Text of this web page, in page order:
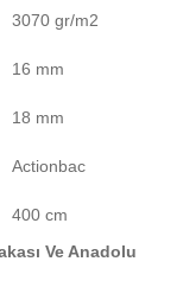
3070 gr/m2
16 mm
18 mm
Actionbac
400 cm
Ve Anadolu